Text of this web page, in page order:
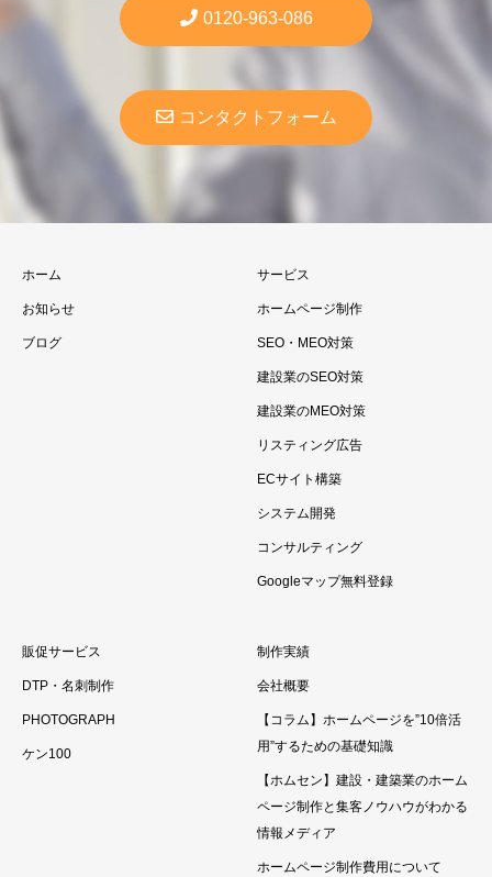
0120-963-086
コンタクトフォーム
ホーム
お知らせ
ブログ
サービス
ホームページ制作
SEO・MEO対策
建設業のSEO対策
建設業のMEO対策
リスティング広告
ECサイト構築
システム開発
コンサルティング
Googleマップ無料登録
販促サービス
DTP・名刺制作
PHOTOGRAPH
ケン100
制作実績
会社概要
【コラム】ホームページを”10倍活
用”するための基礎知識
【ホムセン】建設・建築業のホーム
ページ制作と集客ノウハウがわかる
情報メディア
ホームページ制作費用について